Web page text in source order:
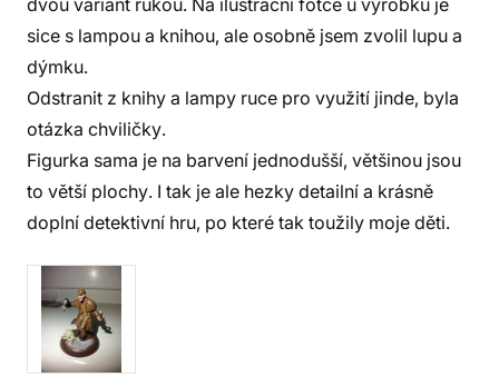
dvou variant rukou. Na ilustrační fotce u výrobku je
sice s lampou a knihou, ale osobně jsem zvolil lupu a
dýmku.
Odstranit z knihy a lampy ruce pro využití jinde, byla
otázka chviličky.
Figurka sama je na barvení jednodušší, většinou jsou
to větší plochy. I tak je ale hezky detailní a krásně
doplní detektivní hru, po které tak toužily moje děti.